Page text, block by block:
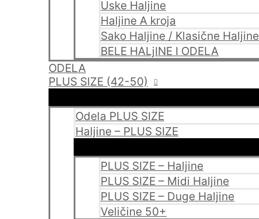
Uske Haljine
Haljine A kroja
Sako Haljine / Klasične Haljine
BELE HALjINE I ODELA
ODELA
PLUS SIZE (42-50)
Odela PLUS SIZE
Haljine – PLUS SIZE
PLUS SIZE – Haljine
PLUS SIZE – Midi Haljine
PLUS SIZE – Duge Haljine
Veličine 50+